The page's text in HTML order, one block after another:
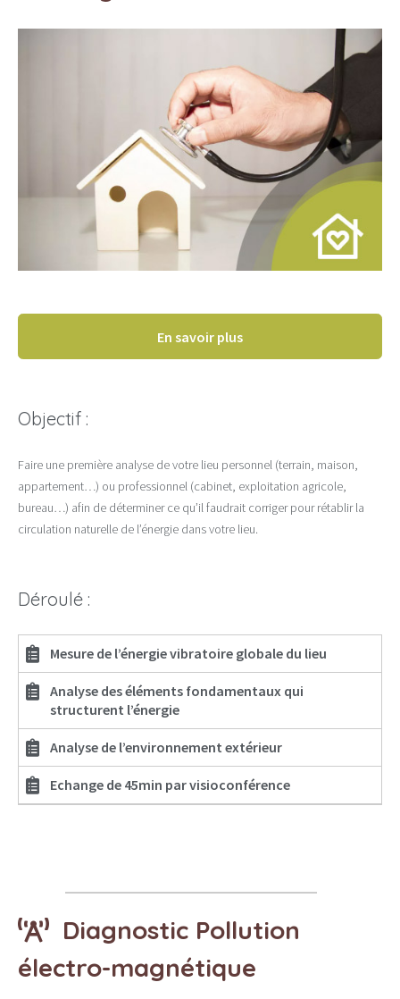
En savoir plus
Objectif :
Faire une première analyse de votre lieu personnel (terrain, maison,
appartement…) ou professionnel (cabinet, exploitation agricole,
bureau…) afin de déterminer ce qu’il faudrait corriger pour rétablir la
circulation naturelle de l’énergie dans votre lieu.
Déroulé :
Mesure de l’énergie vibratoire globale du lieu
Analyse des éléments fondamentaux qui
structurent l’énergie
Analyse de l’environnement extérieur
Echange de 45min par visioconférence
Diagnostic Pollution
électro-magnétique